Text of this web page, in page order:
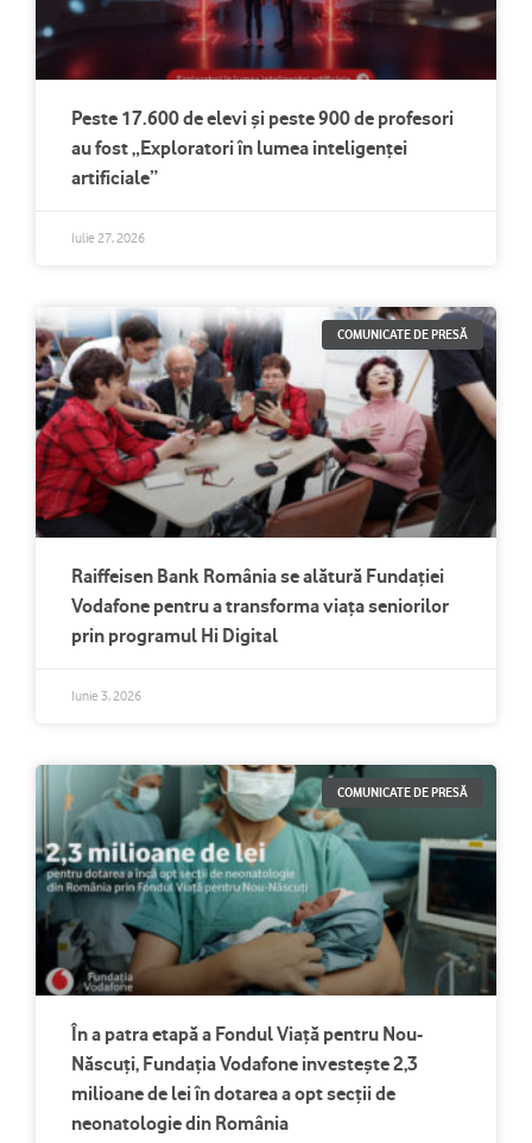
Peste 17.600 de elevi și peste 900 de profesori
au fost „Exploratori în lumea inteligenței
artificiale”
Iulie 27, 2026
COMUNICATE DE PRESĂ
Raiffeisen Bank România se alătură Fundației
Vodafone pentru a transforma viața seniorilor
prin programul Hi Digital
Iunie 3, 2026
COMUNICATE DE PRESĂ
În a patra etapă a Fondul Viață pentru Nou-
Născuți, Fundația Vodafone investește 2,3
milioane de lei în dotarea a opt secții de
neonatologie din România